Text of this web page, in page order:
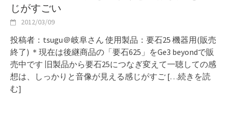
じがすごい
2012/03/09
投稿者：tsugu＠岐阜さん 使用製品：要石25 機器用(販売
終了) ＊現在は後継商品の「要石625」をGe3 beyondで販
売中です 旧製品から要石25につなぎ変えて一聴しての感
想は、しっかりと音像が見える感じがすご […続きを読
む]